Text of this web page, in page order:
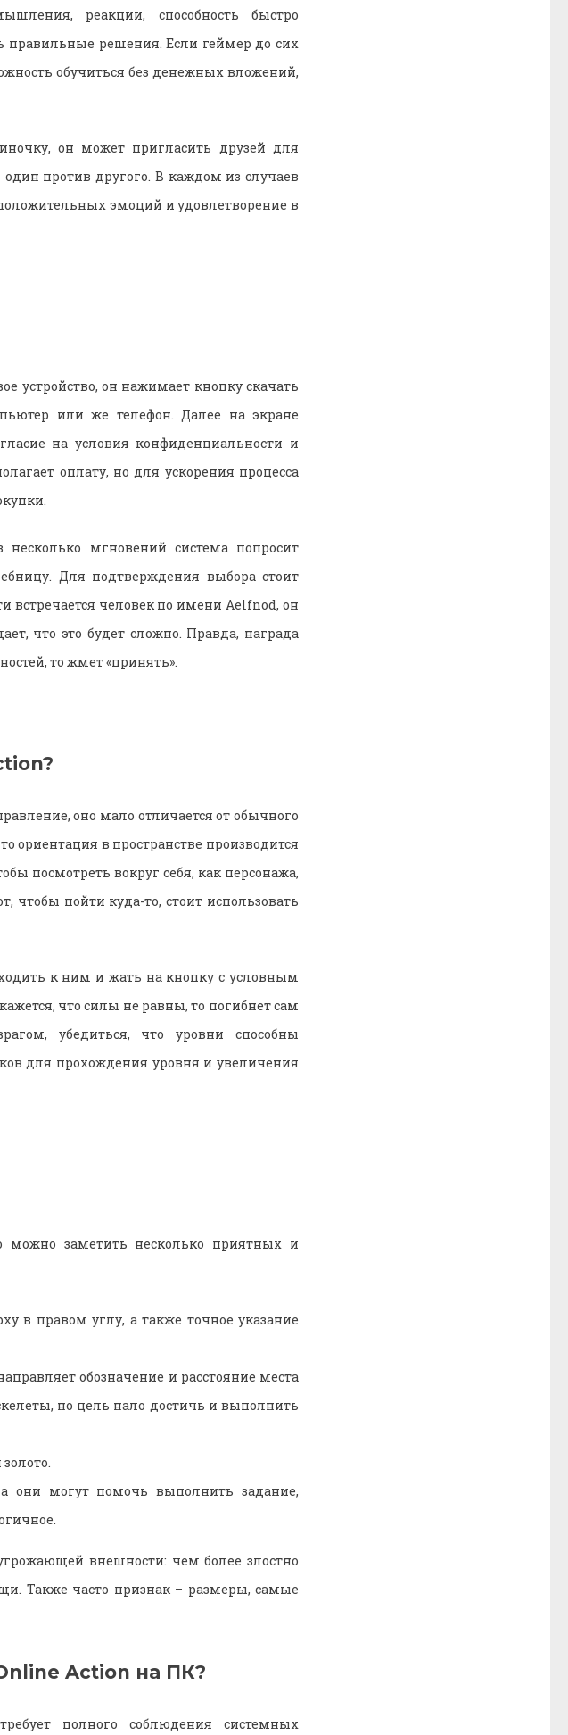
реакции, способность быстро
решения. Если геймер до сих
обучиться без денежных вложений,
он может пригласить друзей для
против другого. В каждом из случаев
эмоций и удовлетворение в
устройство, он нажимает кнопку скачать
или же телефон. Далее на экране
на условия конфиденциальности и
оплату, но для ускорения процесса
мгновений система попросит
Для подтверждения выбора стоит
встречается человек по имени Aelfnod, он
что это будет сложно. Правда, награда
то жмет «принять».
оно мало отличается от обычного
ориентация в пространстве производится
посмотреть вокруг себя, как персонажа,
пойти куда-то, стоит использовать
к ним и жать на кнопку с условным
что силы не равны, то погибнет сам
убедиться, что уровни способны
для прохождения уровня и увеличения
заметить несколько приятных и
в правом углу, а также точное указание
обозначение и расстояние места
но цель нало достичь и выполнить
они могут помочь выполнить задание,
внешности: чем более злостно
Также часто признак – размеры, самые
Action на ПК?
полного соблюдения системных